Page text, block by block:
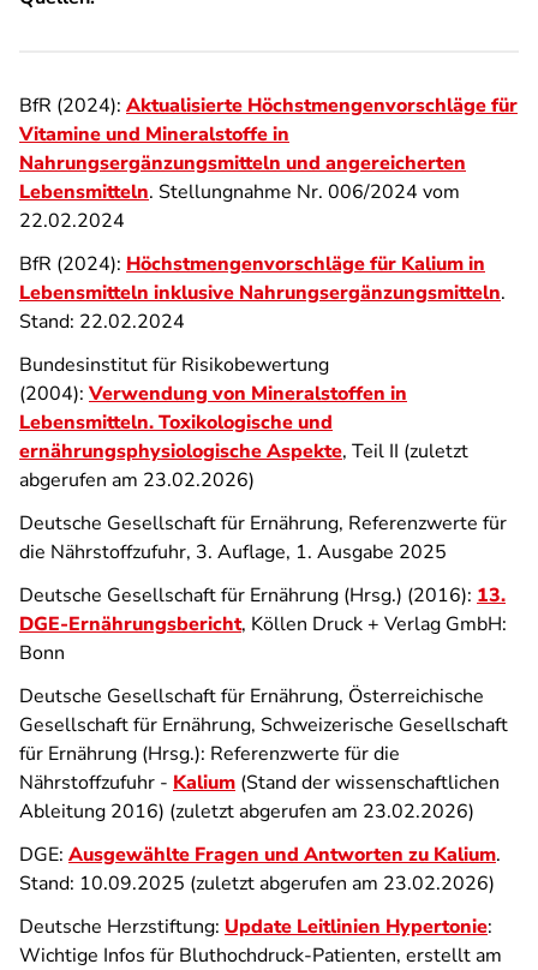
BfR (2024): Aktualisierte Höchstmengenvorschläge für
Vitamine und Mineralstoffe in
Nahrungsergänzungsmitteln und angereicherten
Lebensmitteln. Stellungnahme Nr. 006/2024 vom
22.02.2024
BfR (2024): Höchstmengenvorschläge für Kalium in
Lebensmitteln inklusive Nahrungsergänzungsmitteln.
Stand: 22.02.2024
Bundesinstitut für Risikobewertung
(2004): Verwendung von Mineralstoffen in
Lebensmitteln. Toxikologische und
ernährungsphysiologische Aspekte, Teil II (zuletzt
abgerufen am 23.02.2026)
Deutsche Gesellschaft für Ernährung, Referenzwerte für
die Nährstoffzufuhr, 3. Auflage, 1. Ausgabe 2025
Deutsche Gesellschaft für Ernährung (Hrsg.) (2016): 13.
DGE-Ernährungsbericht, Köllen Druck + Verlag GmbH:
Bonn
Deutsche Gesellschaft für Ernährung, Österreichische
Gesellschaft für Ernährung, Schweizerische Gesellschaft
für Ernährung (Hrsg.): Referenzwerte für die
Nährstoffzufuhr - Kalium (Stand der wissenschaftlichen
Ableitung 2016) (zuletzt abgerufen am 23.02.2026)
DGE: Ausgewählte Fragen und Antworten zu Kalium.
Stand: 10.09.2025 (zuletzt abgerufen am 23.02.2026)
Deutsche Herzstiftung: Update Leitlinien Hypertonie:
Wichtige Infos für Bluthochdruck-Patienten, erstellt am